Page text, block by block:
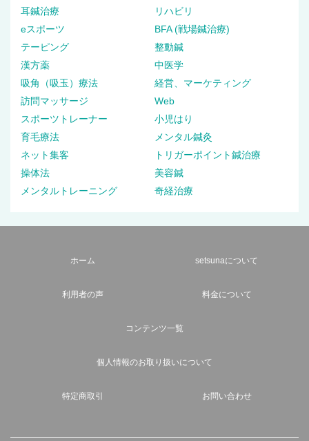
耳鍼治療
リハビリ
eスポーツ
BFA (戦場鍼治療)
テーピング
整動鍼
漢方薬
中医学
吸角（吸玉）療法
経営、マーケティング
訪問マッサージ
Web
スポーツトレーナー
小児はり
育毛療法
メンタル鍼灸
ネット集客
トリガーポイント鍼治療
操体法
美容鍼
メンタルトレーニング
奇経治療
ホーム setsunaについて
利用者の声 料金について
コンテンツ一覧
個人情報のお取り扱いについて
特定商取引 お問い合わせ